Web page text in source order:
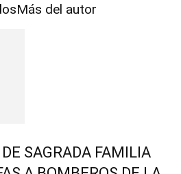
Más del autor
SAGRADA FAMILIA